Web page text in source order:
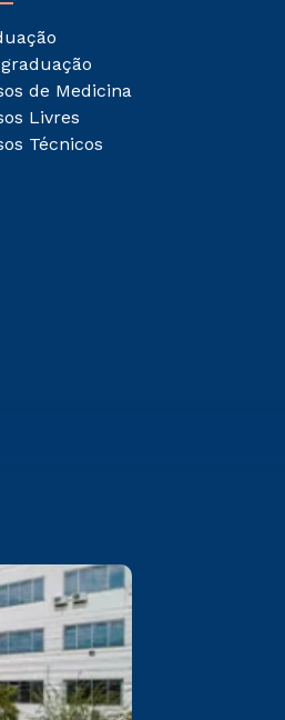
de Medicina
Livres
Técnicos